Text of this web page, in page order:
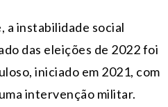
a instabilidade social
das eleições de 2022 foi
iniciado em 2021, com
intervenção militar.